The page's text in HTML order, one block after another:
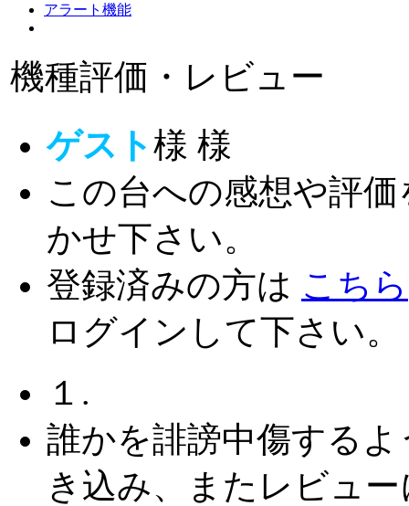
アラート機能
機種評価・レビュー
ゲスト様 様
この台への感想や評価
かせ下さい。
登録済みの方は こちら
ログインして下さい。
１.
誰かを誹謗中傷するよ
き込み、またレビュー